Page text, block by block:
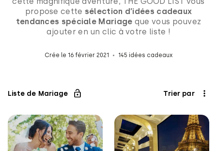
propose cette sélection d’idées cadeaux
tendances spéciale Mariage que vous pouvez
ajouter en un clic à votre liste !
Crée le 16 février 2021 145 idées cadeaux
Liste de Mariage Trier par